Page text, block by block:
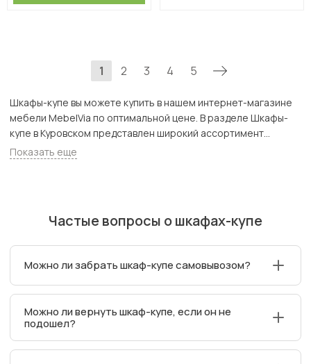
1 2 3 4 5
Шкафы-купе вы можете купить в нашем интернет-магазине
мебели MebelVia по оптимальной цене. В разделе Шкафы-
купе в Куровском представлен широкий ассортимент
товаров с доставкой в Москве и Подмосковью, включая
Куровское. Всего товаров в категории «Шкафы-купе» - 3995
Показать еще
Частые вопросы о шкафах-купе
Можно ли забрать шкаф-купе самовывозом?
магазинов MebelVia. Важно предварительно
забронировать товар для самовывоза в выбранном
магазине.
Можно ли вернуть шкаф-купе, если он не
подошел?